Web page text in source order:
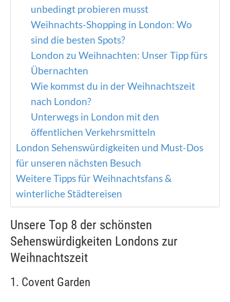
unbedingt probieren musst
Weihnachts-Shopping in London: Wo
sind die besten Spots?
London zu Weihnachten: Unser Tipp fürs
Übernachten
Wie kommst du in der Weihnachtszeit
nach London?
Unterwegs in London mit den
öffentlichen Verkehrsmitteln
London Sehenswürdigkeiten und Must-Dos
für unseren nächsten Besuch
Weitere Tipps für Weihnachtsfans &
winterliche Städtereisen
Unsere Top 8 der schönsten
Sehenswürdigkeiten Londons zur
Weihnachtszeit
1. Covent Garden